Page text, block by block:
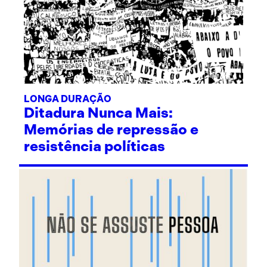
LONGA DURAÇÃO
Ditadura Nunca Mais:
Memórias de repressão e
resistência políticas